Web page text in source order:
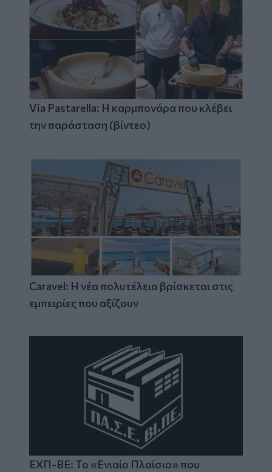
Via Pastarella: Η καρμπονάρα που κλέβει
την παράσταση (βίντεο)
Caravel: Η νέα πολυτέλεια βρίσκεται στις
εμπειρίες που αξίζουν
ΕΧΠ-ΒΕ: Το «Ενιαίο Πλαίσιο» που